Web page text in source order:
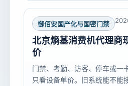
御佰安国产化与国密门禁
北京熵基消费机代理商
价
门禁、考勤、访客、停车或一
只看设备单价。旧系统能不能